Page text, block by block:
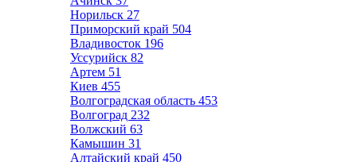
Норильск 27
Приморский край 504
Владивосток 196
Уссурийск 82
Артем 51
Киев 455
Волгоградская область 453
Волгоград 232
Волжский 63
Камышин 31
Алтайский край 450